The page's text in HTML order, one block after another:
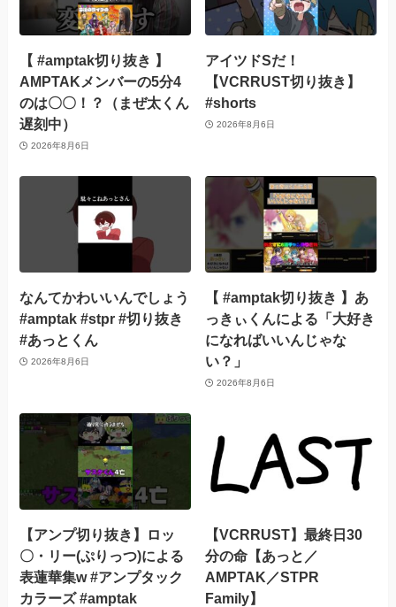
【 #amptak切り抜き 】
AMPTAKメンバーの5分4
のは〇〇！？（まぜ太くん
遅刻中）
2026年8月6日
アイツドSだ！
【VCRRUST切り抜き】
#shorts
2026年8月6日
なんてかわいいんでしょう
#amptak #stpr #切り抜き
#あっとくん
2026年8月6日
【 #amptak切り抜き 】あ
っきぃくんによる「大好き
になればいいんじゃな
い？」
2026年8月6日
【アンプ切り抜き】ロッ
〇・リー(ぷりっつ)による
表蓮華集w #アンプタック
カラーズ #amptak
【VCRRUST】最終日30
分の命【あっと／
AMPTAK／STPR
Family】